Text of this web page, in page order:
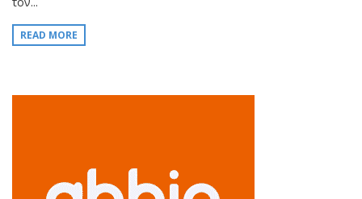
READ MORE